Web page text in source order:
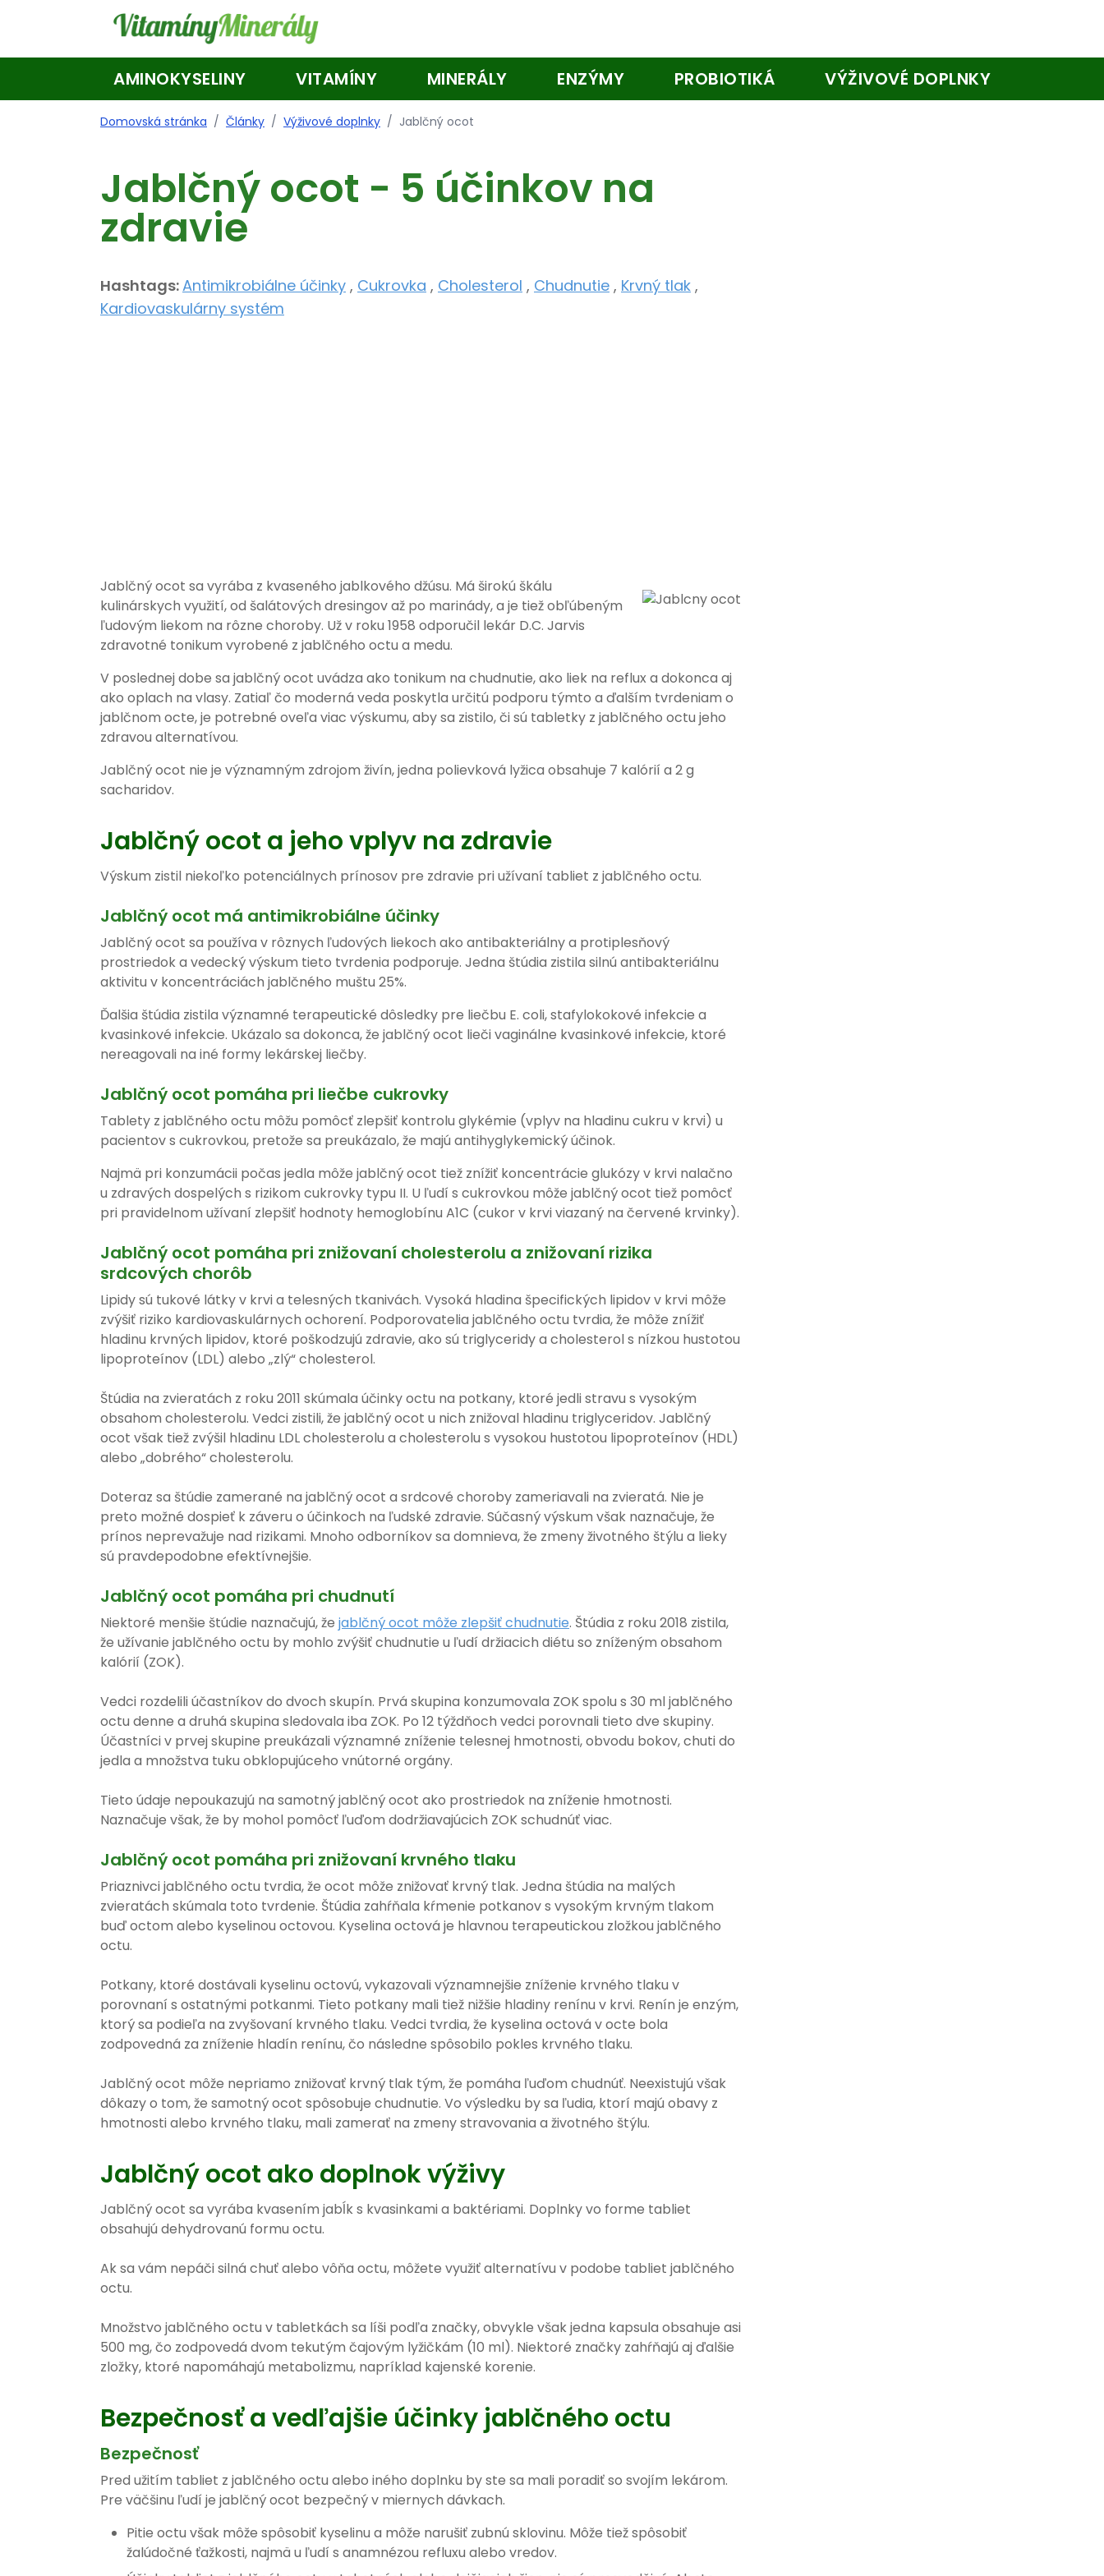
Skip to main content
AMINOKYSELINY VITAMÍNY MINERÁLY ENZÝMY PROBIOTIKÁ VÝŽIVOVÉ DOPLNKY
Domovská stránka / Články / Výživové doplnky / Jablčný ocot
Jablčný ocot - 5 účinkov na
zdravie
Hashtags:Antimikrobiálne účinky , Cukrovka , Cholesterol , Chudnutie , Krvný tlak ,
Kardiovaskulárny systém
Jablčný ocot sa vyrába z kvaseného jablkového džúsu. Má širokú škálu
kulinárskych využití, od šalátových dresingov až po marinády, a je tiež obľúbeným
ľudovým liekom na rôzne choroby. Už v roku 1958 odporučil lekár D.C. Jarvis
zdravotné tonikum vyrobené z jablčného octu a medu.
V poslednej dobe sa jablčný ocot uvádza ako tonikum na chudnutie, ako liek na reflux a dokonca aj
ako oplach na vlasy. Zatiaľ čo moderná veda poskytla určitú podporu týmto a ďalším tvrdeniam o
jablčnom octe, je potrebné oveľa viac výskumu, aby sa zistilo, či sú tabletky z jablčného octu jeho
zdravou alternatívou.
Jablčný ocot nie je významným zdrojom živín, jedna polievková lyžica obsahuje 7 kalórií a 2 g
sacharidov.
Jablčný ocot a jeho vplyv na zdravie
Výskum zistil niekoľko potenciálnych prínosov pre zdravie pri užívaní tabliet z jablčného octu.
Jablčný ocot má antimikrobiálne účinky
Jablčný ocot sa používa v rôznych ľudových liekoch ako antibakteriálny a protiplesňový
prostriedok a vedecký výskum tieto tvrdenia podporuje. Jedna štúdia zistila silnú antibakteriálnu
aktivitu v koncentráciách jablčného muštu 25%.
Ďalšia štúdia zistila významné terapeutické dôsledky pre liečbu E. coli, stafylokokové infekcie a
kvasinkové infekcie. Ukázalo sa dokonca, že jablčný ocot lieči vaginálne kvasinkové infekcie, ktoré
nereagovali na iné formy lekárskej liečby.
Jablčný ocot pomáha pri liečbe cukrovky
Tablety z jablčného octu môžu pomôcť zlepšiť kontrolu glykémie (vplyv na hladinu cukru v krvi) u
pacientov s cukrovkou, pretože sa preukázalo, že majú antihyglykemický účinok.
Najmä pri konzumácii počas jedla môže jablčný ocot tiež znížiť koncentrácie glukózy v krvi nalačno
u zdravých dospelých s rizikom cukrovky typu II. U ľudí s cukrovkou môže jablčný ocot tiež pomôcť
pri pravidelnom užívaní zlepšiť hodnoty hemoglobínu A1C (cukor v krvi viazaný na červené krvinky).
Jablčný ocot pomáha pri znižovaní cholesterolu a znižovaní rizika
srdcových chorôb
Lipidy sú tukové látky v krvi a telesných tkanivách. Vysoká hladina špecifických lipidov v krvi môže
zvýšiť riziko kardiovaskulárnych ochorení. Podporovatelia jablčného octu tvrdia, že môže znížiť
hladinu krvných lipidov, ktoré poškodzujú zdravie, ako sú triglyceridy a cholesterol s nízkou hustotou
lipoproteínov (LDL) alebo „zlý“ cholesterol.
Štúdia na zvieratách z roku 2011 skúmala účinky octu na potkany, ktoré jedli stravu s vysokým
obsahom cholesterolu. Vedci zistili, že jablčný ocot u nich znižoval hladinu triglyceridov. Jablčný
ocot však tiež zvýšil hladinu LDL cholesterolu a cholesterolu s vysokou hustotou lipoproteínov (HDL)
alebo „dobrého“ cholesterolu.
Doteraz sa štúdie zamerané na jablčný ocot a srdcové choroby zameriavali na zvieratá. Nie je
preto možné dospieť k záveru o účinkoch na ľudské zdravie. Súčasný výskum však naznačuje, že
prínos neprevažuje nad rizikami. Mnoho odborníkov sa domnieva, že zmeny životného štýlu a lieky
sú pravdepodobne efektívnejšie.
Jablčný ocot pomáha pri chudnutí
Niektoré menšie štúdie naznačujú, že jablčný ocot môže zlepšiť chudnutie. Štúdia z roku 2018 zistila,
že užívanie jablčného octu by mohlo zvýšiť chudnutie u ľudí držiacich diétu so zníženým obsahom
kalórií (ZOK).
Vedci rozdelili účastníkov do dvoch skupín. Prvá skupina konzumovala ZOK spolu s 30 ml jablčného
octu denne a druhá skupina sledovala iba ZOK. Po 12 týždňoch vedci porovnali tieto dve skupiny.
Účastníci v prvej skupine preukázali významné zníženie telesnej hmotnosti, obvodu bokov, chuti do
jedla a množstva tuku obklopujúceho vnútorné orgány.
Tieto údaje nepoukazujú na samotný jablčný ocot ako prostriedok na zníženie hmotnosti.
Naznačuje však, že by mohol pomôcť ľuďom dodržiavajúcich ZOK schudnúť viac.
Jablčný ocot pomáha pri znižovaní krvného tlaku
Priaznivci jablčného octu tvrdia, že ocot môže znižovať krvný tlak. Jedna štúdia na malých
zvieratách skúmala toto tvrdenie. Štúdia zahŕňala kŕmenie potkanov s vysokým krvným tlakom
buď octom alebo kyselinou octovou. Kyselina octová je hlavnou terapeutickou zložkou jablčného
octu.
Potkany, ktoré dostávali kyselinu octovú, vykazovali významnejšie zníženie krvného tlaku v
porovnaní s ostatnými potkanmi. Tieto potkany mali tiež nižšie hladiny renínu v krvi. Renín je enzým,
ktorý sa podieľa na zvyšovaní krvného tlaku. Vedci tvrdia, že kyselina octová v octe bola
zodpovedná za zníženie hladín renínu, čo následne spôsobilo pokles krvného tlaku.
Jablčný ocot môže nepriamo znižovať krvný tlak tým, že pomáha ľuďom chudnúť. Neexistujú však
dôkazy o tom, že samotný ocot spôsobuje chudnutie. Vo výsledku by sa ľudia, ktorí majú obavy z
hmotnosti alebo krvného tlaku, mali zamerať na zmeny stravovania a životného štýlu.
Jablčný ocot ako doplnok výživy
Jablčný ocot sa vyrába kvasením jabĺk s kvasinkami a baktériami. Doplnky vo forme tabliet
obsahujú dehydrovanú formu octu.
Ak sa vám nepáči silná chuť alebo vôňa octu, môžete využiť alternatívu v podobe tabliet jablčného
octu.
Množstvo jablčného octu v tabletkách sa líši podľa značky, obvykle však jedna kapsula obsahuje asi
500 mg, čo zodpovedá dvom tekutým čajovým lyžičkám (10 ml). Niektoré značky zahŕňajú aj ďalšie
zložky, ktoré napomáhajú metabolizmu, napríklad kajenské korenie.
Bezpečnosť a vedľajšie účinky jablčného octu
Bezpečnosť
Pred užitím tabliet z jablčného octu alebo iného doplnku by ste sa mali poradiť so svojím lekárom.
Pre väčšinu ľudí je jablčný ocot bezpečný v miernych dávkach.
Pitie octu však môže spôsobiť kyselinu a môže narušiť zubnú sklovinu. Môže tiež spôsobiť
žalúdočné ťažkosti, najmä u ľudí s anamnézou refluxu alebo vredov.